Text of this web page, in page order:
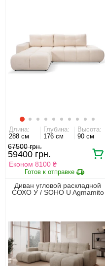
Длина:
288 см
Глубина:
176 см
Высота:
90 см
67500 грн.
59400 грн.
Економ 8100 ₴
Диван угловой раскладной
СОХО У / SOHO U Agmamito